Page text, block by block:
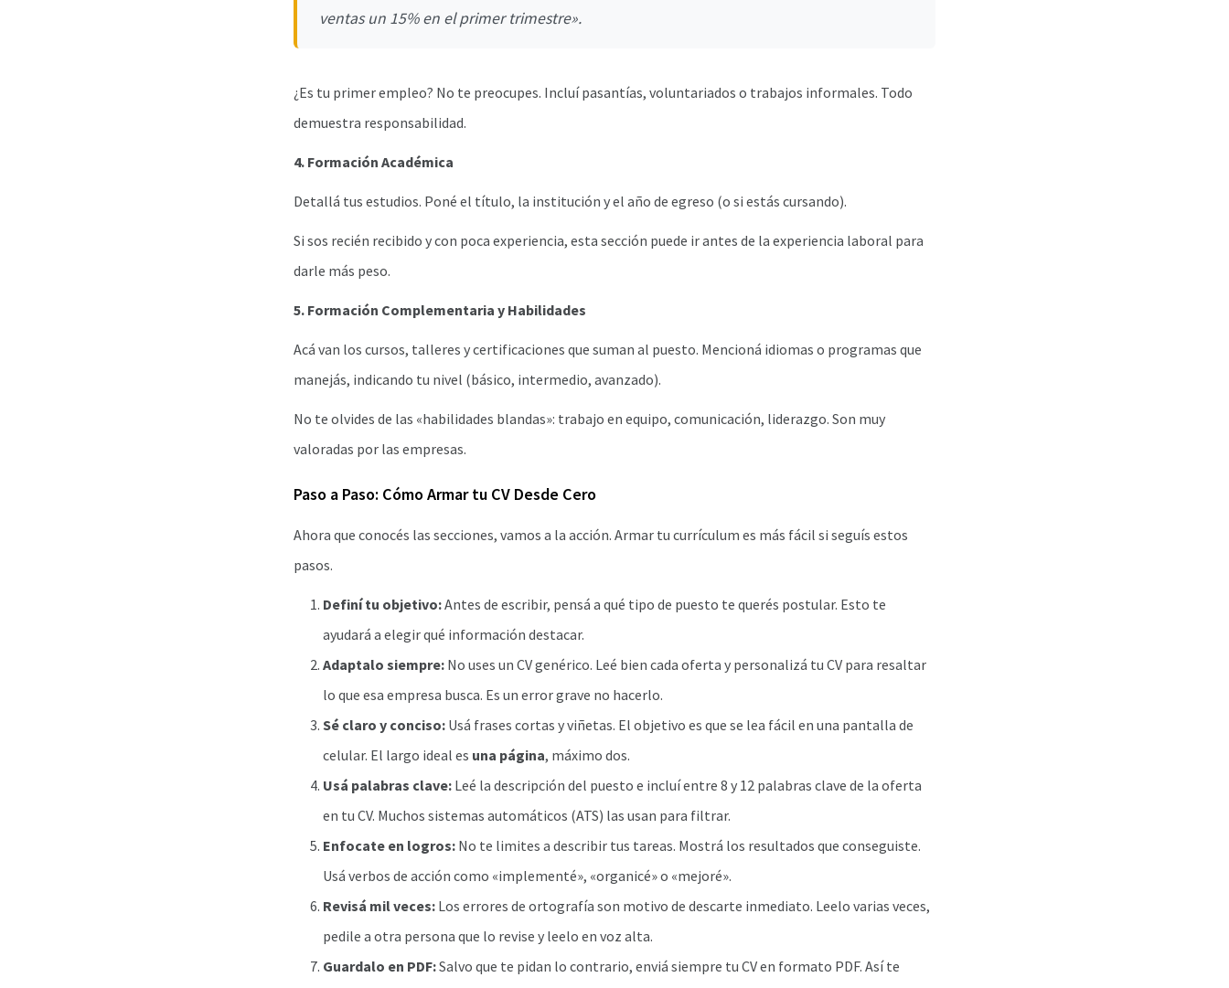
ventas un 15% en el primer trimestre».
¿Es tu primer empleo? No te preocupes. Incluí pasantías, voluntariados o trabajos informales. Todo
demuestra responsabilidad.
4. Formación Académica
Detallá tus estudios. Poné el título, la institución y el año de egreso (o si estás cursando).
Si sos recién recibido y con poca experiencia, esta sección puede ir antes de la experiencia laboral para
darle más peso.
5. Formación Complementaria y Habilidades
Acá van los cursos, talleres y certificaciones que suman al puesto. Mencioná idiomas o programas que
manejás, indicando tu nivel (básico, intermedio, avanzado).
No te olvides de las «habilidades blandas»: trabajo en equipo, comunicación, liderazgo. Son muy
valoradas por las empresas.
Paso a Paso: Cómo Armar tu CV Desde Cero
Ahora que conocés las secciones, vamos a la acción. Armar tu currículum es más fácil si seguís estos
pasos.
Definí tu objetivo:Antes de escribir, pensá a qué tipo de puesto te querés postular. Esto te
ayudará a elegir qué información destacar.
Adaptalo siempre: No uses un CV genérico. Leé bien cada oferta y personalizá tu CV para resaltar
lo que esa empresa busca. Es un error grave no hacerlo.
Sé claro y conciso: Usá frases cortas y viñetas. El objetivo es que se lea fácil en una pantalla de
celular. El largo ideal es una página, máximo dos.
Usá palabras clave: Leé la descripción del puesto e incluí entre 8 y 12 palabras clave de la oferta
en tu CV. Muchos sistemas automáticos (ATS) las usan para filtrar.
Enfocate en logros: No te limites a describir tus tareas. Mostrá los resultados que conseguiste.
Usá verbos de acción como «implementé», «organicé» o «mejoré».
Revisá mil veces: Los errores de ortografía son motivo de descarte inmediato. Leelo varias veces,
pedile a otra persona que lo revise y leelo en voz alta.
Guardalo en PDF:Salvo que te pidan lo contrario, enviá siempre tu CV en formato PDF. Así te